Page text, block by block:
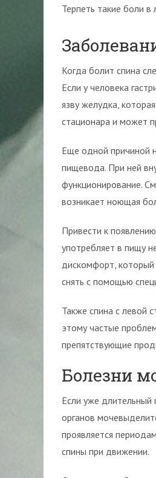
Терпеть такие боли
Когда болит спина
Если у человека
язву желудка,
стационара и может
Еще одной причиной
пищевода. При ней
функционирование.
возникает ноющая
Привести к
употребляет в пищу
дискомфорт, который
снять с помощью
Также спина с левой
этому частые
препятствующие
Болезни
Если уже длительный
органов
проявляется
спины при движении.